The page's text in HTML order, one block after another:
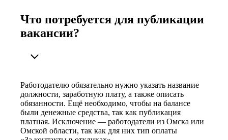
Что потребуется для публикации
вакансии?
Работодателю обязательно нужно указать название
должности, заработную плату, а также описать
обязанности. Ещё необходимо, чтобы на балансе
были денежные средства, так как публикация
платная. Исключение — работодатели из Омска или
Омской области, так как для них тип оплаты